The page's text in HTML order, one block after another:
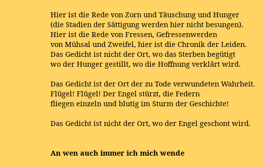
Hier ist die Rede von Zorn und Täuschung und Hunger
(die Stadien der Sättigung werden hier nicht besungen).
Hier ist die Rede von Fressen, Gefressenwerden
von Mühsal und Zweifel, hier ist die Chronik der Leiden.
Das Gedicht ist nicht der Ort, wo das Sterben begütigt
wo der Hunger gestillt, wo die Hoffnung verklärt wird.
Das Gedicht ist der Ort der zu Tode verwundeten Wahrheit.
Flügel! Flügel! Der Engel stürzt, die Federn
fliegen einzeln und blutig im Sturm der Geschichte!
Das Gedicht ist nicht der Ort, wo der Engel geschont wird.
An wen auch immer ich mich wende